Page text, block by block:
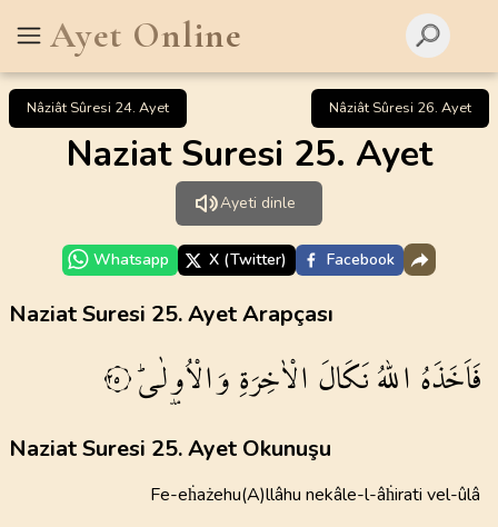
Ayet Online
Nâziât Sûresi 24. Ayet Nâziât Sûresi 26. Ayet
Naziat Suresi 25. Ayet
Ayeti dinle
Whatsapp X (Twitter) Facebook
Naziat Suresi 25. Ayet Arapçası
فَاَخَذَهُاللّٰهُنَكَالَالْاٰخِرَةِوَالْاُو۫لٰىۜ ٢٥
Naziat Suresi 25. Ayet Okunuşu
Fe-eḣażehu(A)llâhu nekâle-l-âḣirati vel-ûlâ